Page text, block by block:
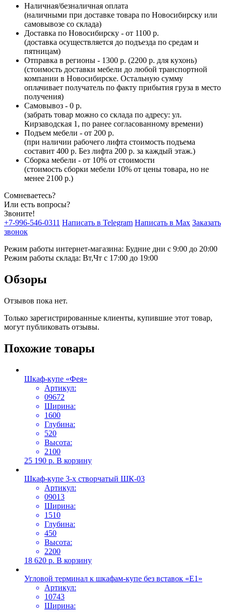
Наличная/безналичная оплата
(наличными при доставке товара по Новосибирску или
самовывозе со склада)
Доставка по Новосибирску - от 1100 р.
(доставка осуществляется до подъезда по средам и
пятницам)
Отправка в регионы - 1300 р. (2200 р. для кухонь)
(стоимость доставки мебели до любой транспортной
компании в Новосибирске. Остальную сумму
оплачивает получатель по факту прибытия груза в место
получения)
Самовывоз - 0 р.
(забрать товар можно со склада по адресу: ул.
Кирзаводская 1, по ранее согласованному времени)
Подъем мебели - от 200 р.
(при наличии рабочего лифта стоимость подъема
составит 400 р. Без лифта 200 р. за каждый этаж.)
Сборка мебели - от 10% от стоимости
(стоимость сборки мебели 10% от цены товара, но не
менее 2100 р.)
Сомневаетесь?
Или есть вопросы?
Звоните!
+7-996-546-0311 Написать в Telegram Написать в Max Заказать
звонок
Режим работы интернет-магазина: Будние дни с 9:00 до 20:00
Режим работы склада: Вт,Чт с 17:00 до 19:00
Обзоры
Отзывов пока нет.
Только зарегистрированные клиенты, купившие этот товар,
могут публиковать отзывы.
Похожие товары
Шкаф-купе «Фея»
Артикул:
09672
Ширина:
1600
Глубина:
520
Высота:
2100
25 190 р. В корзину
Шкаф-купе 3-х створчатый ШК-03
Артикул:
09013
Ширина:
1510
Глубина:
450
Высота:
2200
18 620 р. В корзину
Угловой терминал к шкафам-купе без вставок «Е1»
Артикул:
10743
Ширина: